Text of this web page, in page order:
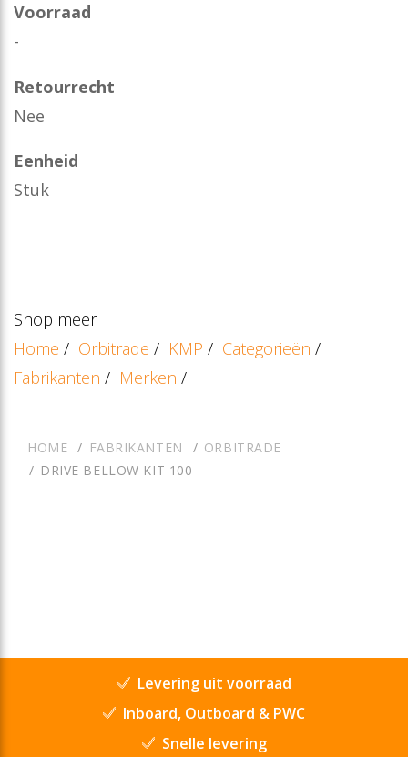
Voorraad
-
Retourrecht
Nee
Eenheid
Stuk
Shop meer
Home / Orbitrade / KMP / Categorieën /
Fabrikanten / Merken /
HOME FABRIKANTEN
ORBITRADE
DRIVE BELLOW KIT 100
Levering uit voorraad
Inboard, Outboard & PWC
Snelle levering